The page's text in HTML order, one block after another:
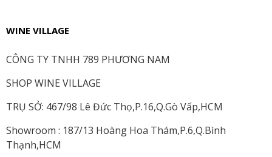
WINE VILLAGE
CÔNG TY TNHH 789 PHƯƠNG NAM
SHOP WINE VILLAGE
TRỤ SỞ: 467/98 Lê Đức Thọ,P.16,Q.Gò Vấp,HCM
Showroom : 187/13 Hoàng Hoa Thám,P.6,Q.Bình
Thạnh,HCM